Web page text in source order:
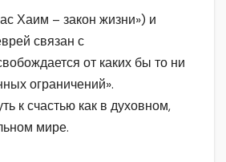
Хаим – закон жизни») и
связан с
от каких бы то ни
ограничений».
к счастью как в духовном,
мире.